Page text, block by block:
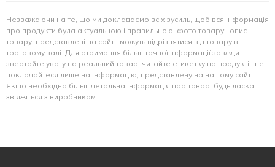
Незважаючи на те, що ми докладаємо всіх зусиль, щоб вся інформація
про продукти була актуальною і правильною, фото товару і опис
товару, представлені на сайті, можуть відрізнятися від товару в
торговому залі. Для отримання більш точної інформації завжди
звертайте увагу на реальний товар, читайте етикетку на продукті і не
покладайтеся лише на інформацію, представлену на нашому сайті.
Якщо необхідна більш детальна інформація про товар, будь ласка,
зв'яжіться з виробником.